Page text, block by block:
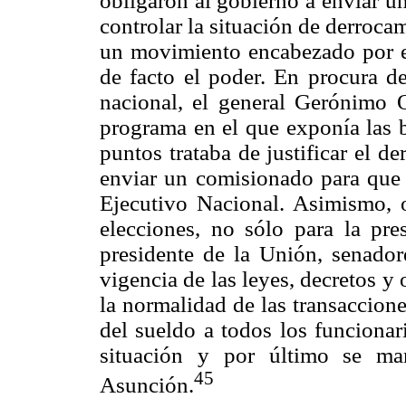
controlar la situación de
un movimiento encabezado por
de facto el poder. En procura
nacional, el general Gerónimo
programa en el que exponía las
puntos trataba de justificar el
enviar un comisionado para
Ejecutivo Nacional. Asimismo,
elecciones, no sólo para la
presidente de la Unión,
vigencia de las leyes, decretos y
la normalidad de las
del sueldo a todos los
situación y por último se
Asunción.45